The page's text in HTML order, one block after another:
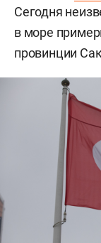
Сегодня
в море
провинции